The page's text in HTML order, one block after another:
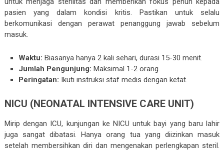
pasien yang dalam kondisi kritis. Pastikan untuk selalu
berkomunikasi dengan perawat penanggung jawab sebelum
masuk.
Waktu: Biasanya hanya 2 kali sehari, durasi 15-30 menit.
Jumlah Pengunjung: Maksimal 1-2 orang.
Peringatan: Ikuti instruksi staf medis dengan ketat.
NICU (NEONATAL INTENSIVE CARE UNIT)
Mirip dengan ICU, kunjungan ke NICU untuk bayi yang baru lahir
juga sangat dibatasi. Hanya orang tua yang diizinkan masuk
setelah membersihkan diri dan mengenakan perlengkapan steril.